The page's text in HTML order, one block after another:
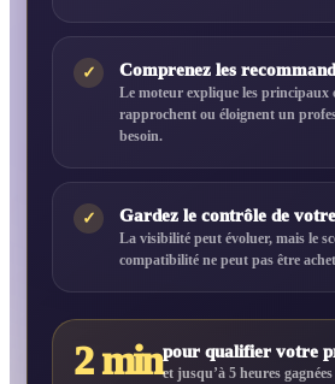
✓ Comprenez les
Le moteur explique les principaux
rapprochent ou éloignent un
besoin.
✓ Gardez le contrôle de
La visibilité peut évoluer, mais le
compatibilité ne peut pas être
2 minpour qualifier votre
et jusqu’à 5 heures